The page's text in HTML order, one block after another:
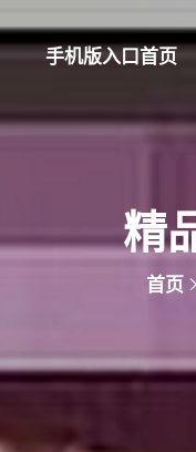
手机版入口首页
精
首页